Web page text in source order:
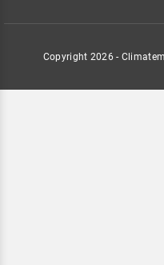
Copyright 2026 -